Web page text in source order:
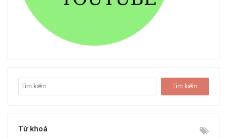
m
k
Từ khoá